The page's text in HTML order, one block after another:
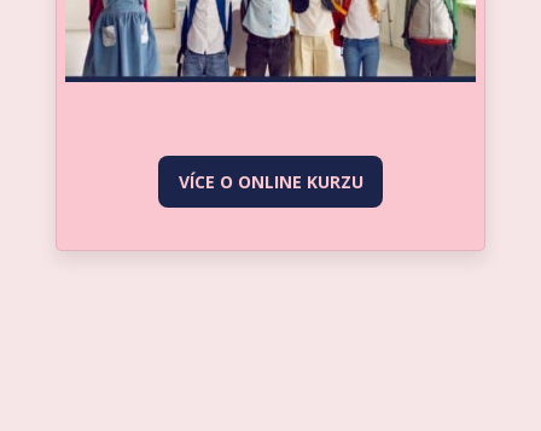
VÍCE O ONLINE KURZU